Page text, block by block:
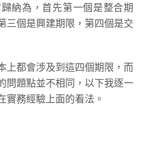
納為，首先第一個是整合期
三個是興建期限，第四個是交
上都會涉及到這四個期限，而
問題點並不相同，以下我逐一
實務經驗上面的看法。